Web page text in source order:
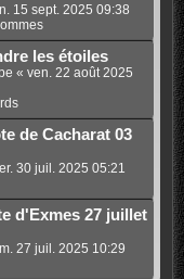
15 sept. 2025 09:38
les étoiles
« ven. 22 août 2025
de Cacharat 03
30 juil. 2025 05:21
d'Exmes 27 juillet
27 juil. 2025 10:29